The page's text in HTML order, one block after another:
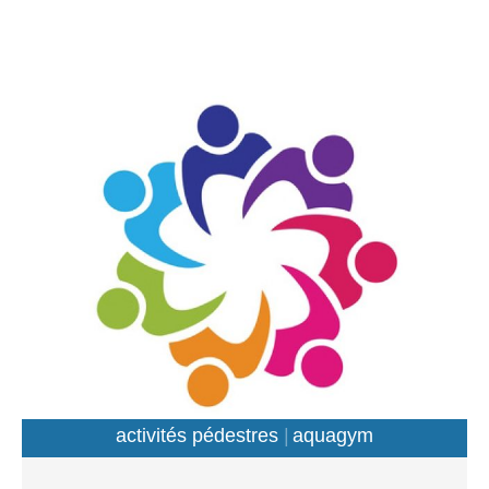
Vigier Activités Nautiques : Franck Duffau Dès 10 ans Le
mercredi de 13h30 à 18h Entraînements : Centre
nautique du Moulin Blanc Tennis de table : Eric MORIZUR
Le mercredi de 13h30 à 15h30 Entraînements : PLM
Sanquer Activités adulte Tennis de table : Eric MORIZUR
Le mardi et vendredi de 14h00 à 17h00 Entraînements :
PLM Sanquer Gymnastique : Sport adapté : vendredi 16h
17h15 Renforcement musculaire : lundi – 19h à 20h Gym
entretien : mardi – 9h à 10h Fit training : jeudi – 20h à
21h Sport santé : lundi – 10h à 11h Entraînements : PLM
Sanquer Basket-ball : Christophe Cariou Plus
d’informations : https://sanquerbasket.fr/ Entraînements :
Salle Georges Vigier Volley-ball : Stephane Tanguy
Adultes et +16 ans Le mardi à partir de 20h40 […]
activités pédestres
aquagym